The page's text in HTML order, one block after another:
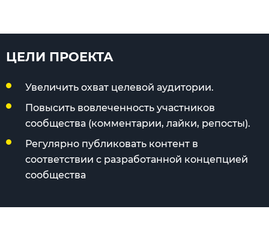
ЦЕЛИ ПРОЕКТА
Увеличить охват целевой аудитории.
Повысить вовлеченность участников
сообщества (комментарии, лайки, репосты).
Регулярно публиковать контент в
соответствии с разработанной концепцией
сообщества